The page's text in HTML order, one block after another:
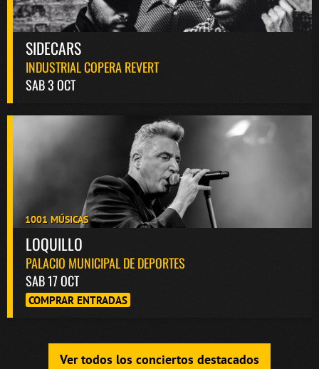
SIDECARS
INDUSTRIAL COPERA REVERT
SAB 3 OCT
1001 MÚSICAS
LOQUILLO
PALACIO MUNICIPAL DE DEPORTES
SAB 17 OCT
COMPRAR ENTRADAS
Ver todos los conciertos destacados